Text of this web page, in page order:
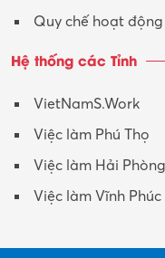
Quy chế hoạt động
Hệ thống các Tỉnh
VietNamS.Work
Việc làm Phú Thọ
Việc làm Hải Phòng
Việc làm Vĩnh Phúc